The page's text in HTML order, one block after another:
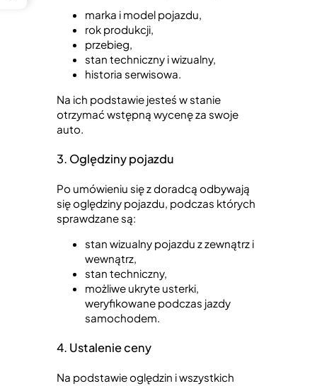
marka i model pojazdu,
rok produkcji,
przebieg,
stan techniczny i wizualny,
historia serwisowa.
Na ich podstawie jesteś w stanie
otrzymać wstępną wycenę za swoje
auto.
3. Oględziny pojazdu
Po umówieniu się z doradcą odbywają
się oględziny pojazdu, podczas których
sprawdzane są:
stan wizualny pojazdu z zewnątrz i
wewnątrz,
stan techniczny,
możliwe ukryte usterki,
weryfikowane podczas jazdy
samochodem.
4. Ustalenie ceny
Na podstawie oględzin i wszystkich